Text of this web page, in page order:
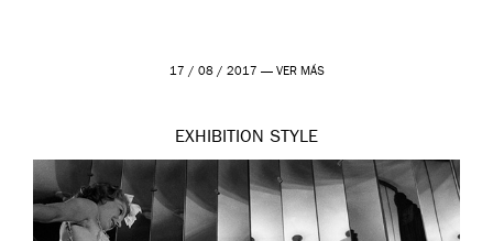
17 / 08 / 2017 — VER MÁS
EXHIBITION STYLE